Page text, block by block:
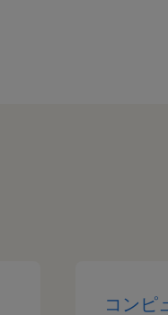
コンピ